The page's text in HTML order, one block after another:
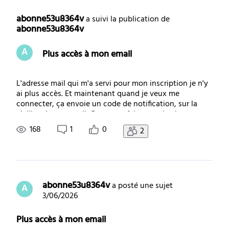
abonne53u8364v a suivi la publication de
abonne53u8364v
A
Plus accès à mon email
L'adresse mail qui m'a servi pour mon inscription je n'y
ai plus accès. Et maintenant quand je veux me
connecter, ça envoie un code de notification, sur la
vieille adresse email. Comment faire pour la changer et
mettre ma nouvelle adresse email ?
168 1 0 2
A abonne53u8364v a posté une sujet
3/06/2026
Plus accès à mon email